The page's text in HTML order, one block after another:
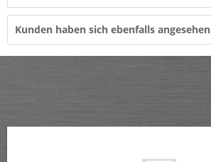
Kunden haben sich ebenfalls angesehen